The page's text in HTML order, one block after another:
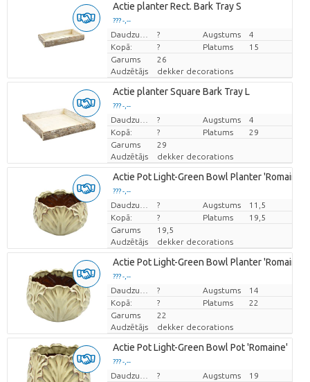
Actie planter Rect. Bark Tray S
??? -,--
Cena par vienību
? Augstums
4
Kopā:
? Platums
15
Garums
26
Audzētājs
dekker decorations
Actie planter Square Bark Tray L
??? -,--
Cena par vienību
? Augstums
4
Kopā:
? Platums
29
Garums
29
Audzētājs
dekker decorations
Actie Pot Light-Green Bowl Planter 'Romaine'
??? -,--
Cena par vienību
? Augstums
11,5
Kopā:
? Platums
19,5
Garums
19,5
Audzētājs
dekker decorations
Actie Pot Light-Green Bowl Planter 'Romaine'
??? -,--
Cena par vienību
? Augstums
14
Kopā:
? Platums
22
Garums
22
Audzētājs
dekker decorations
Actie Pot Light-Green Bowl Pot 'Romaine'
??? -,--
Cena par vienību
? Augstums
19